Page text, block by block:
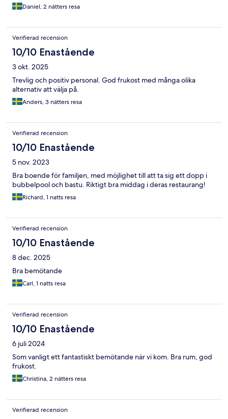
Daniel, 2 nätters resa
Verifierad recension
10/10 Enastående
3 okt. 2025
Trevlig och positiv personal. God frukost med många olika
alternativ att välja på.
Anders, 3 nätters resa
Verifierad recension
10/10 Enastående
5 nov. 2023
Bra boende för familjen, med möjlighet till att ta sig ett dopp i
bubbelpool och bastu. Riktigt bra middag i deras restaurang!
Richard, 1 natts resa
Verifierad recension
10/10 Enastående
8 dec. 2025
Bra bemötande
Carl, 1 natts resa
Verifierad recension
10/10 Enastående
6 juli 2024
Som vanligt ett fantastiskt bemötande när vi kom. Bra rum, god
frukost.
Christina, 2 nätters resa
Verifierad recension